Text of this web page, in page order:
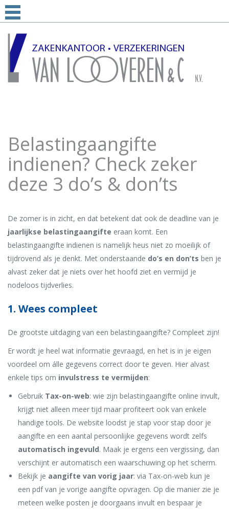
Belastingaangifte
indienen? Check zeker
deze 3 do’s & don’ts
De zomer is in zicht, en dat betekent dat ook de deadline van je
jaarlijkse belastingaangifte eraan komt. Een
belastingaangifte indienen is namelijk heus niet zo moeilijk of
tijdrovend als je denkt. Met onderstaande do’s en don’ts ben je
alvast zeker dat je niets over het hoofd ziet en vermijd je
nodeloos tijdverlies.
1. Wees compleet
De grootste uitdaging van een belastingaangifte? Compleet zijn!
Er wordt je heel wat informatie gevraagd, en het is in je eigen
voordeel om álle gegevens correct door te geven. Hier alvast
enkele tips om invulstress te vermijden:
Gebruik Tax-on-web: wie zijn belastingaangifte online invult,
krijgt niet alleen meer tijd maar profiteert ook van enkele
handige tools. De website loodst je stap voor stap door je
aangifte en een aantal persoonlijke gegevens wordt zelfs
automatisch ingevuld. Maak je ergens een vergissing, dan
verschijnt er automatisch een waarschuwing op het scherm.
Bekijk je aangifte van vorig jaar: via Tax-on-web kun je
een pdf van je vorige aangifte opvragen. Op die manier zie je
meteen welke posten je doorgaans invult en bespaar je